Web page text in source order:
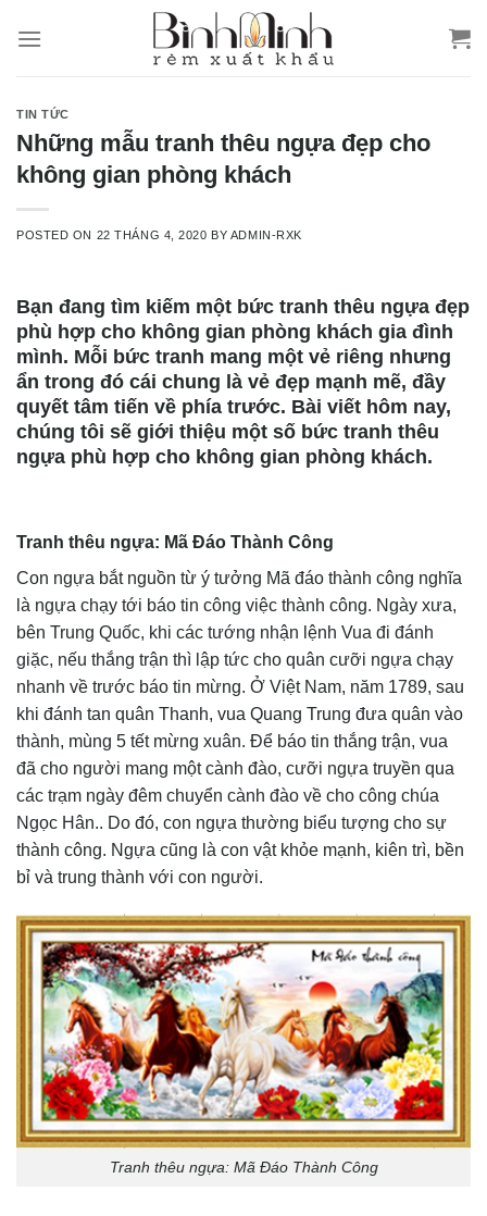
TIN TỨC
Những mẫu tranh thêu ngựa đẹp cho
không gian phòng khách
POSTED ON 22 THÁNG 4, 2020 BY ADMIN-RXK
Bạn đang tìm kiếm một bức tranh thêu ngựa đẹp
phù hợp cho không gian phòng khách gia đình
mình. Mỗi bức tranh mang một vẻ riêng nhưng
ẩn trong đó cái chung là vẻ đẹp mạnh mẽ, đầy
quyết tâm tiến về phía trước. Bài viết hôm nay,
chúng tôi sẽ giới thiệu một số bức tranh thêu
ngựa phù hợp cho không gian phòng khách.
Tranh thêu ngựa: Mã Đáo Thành Công
Con ngựa bắt nguồn từ ý tưởng Mã đáo thành công nghĩa
là ngựa chạy tới báo tin công việc thành công. Ngày xưa,
bên Trung Quốc, khi các tướng nhận lệnh Vua đi đánh
giặc, nếu thắng trận thì lập tức cho quân cưỡi ngựa chạy
nhanh về trước báo tin mừng. Ở Việt Nam, năm 1789, sau
khi đánh tan quân Thanh, vua Quang Trung đưa quân vào
thành, mùng 5 tết mừng xuân. Để báo tin thắng trận, vua
đã cho người mang một cành đào, cưỡi ngựa truyền qua
các trạm ngày đêm chuyển cành đào về cho công chúa
Ngọc Hân.. Do đó, con ngựa thường biểu tượng cho sự
thành công. Ngựa cũng là con vật khỏe mạnh, kiên trì, bền
bỉ và trung thành với con người.
Tranh thêu ngựa: Mã Đáo Thành Công